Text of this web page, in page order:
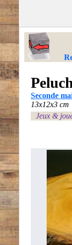
Seconde
13x12x3 cm
Jeux &